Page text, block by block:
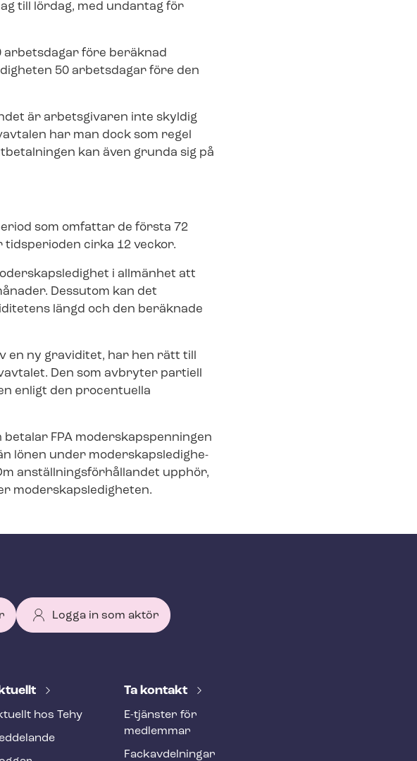
till lördag, med undantag för
arbetsdagar före beräknad
50 arbetsdagar före den
är arbetsgivaren inte skyldig
har man dock som regel
kan även grunda sig på
som omfattar de första 72
cirka 12 veckor.
i allmänhet att
Dessutom kan det
längd och den beräknade
ny graviditet, har hen rätt till
Den som avbryter partiell
enligt den procentuella
FPA mo­der­skaps­pen­ning­en
lönen under mo­der­skaps­le­dig­he­
an­ställ­nings­för­hål­lan­det upphör,
mo­der­skaps­le­dig­he­ten.
Logga in som aktör
hos Tehy
Ta kontakt
E-tjänster för
medlemmar
Fackav­del­ning­ar